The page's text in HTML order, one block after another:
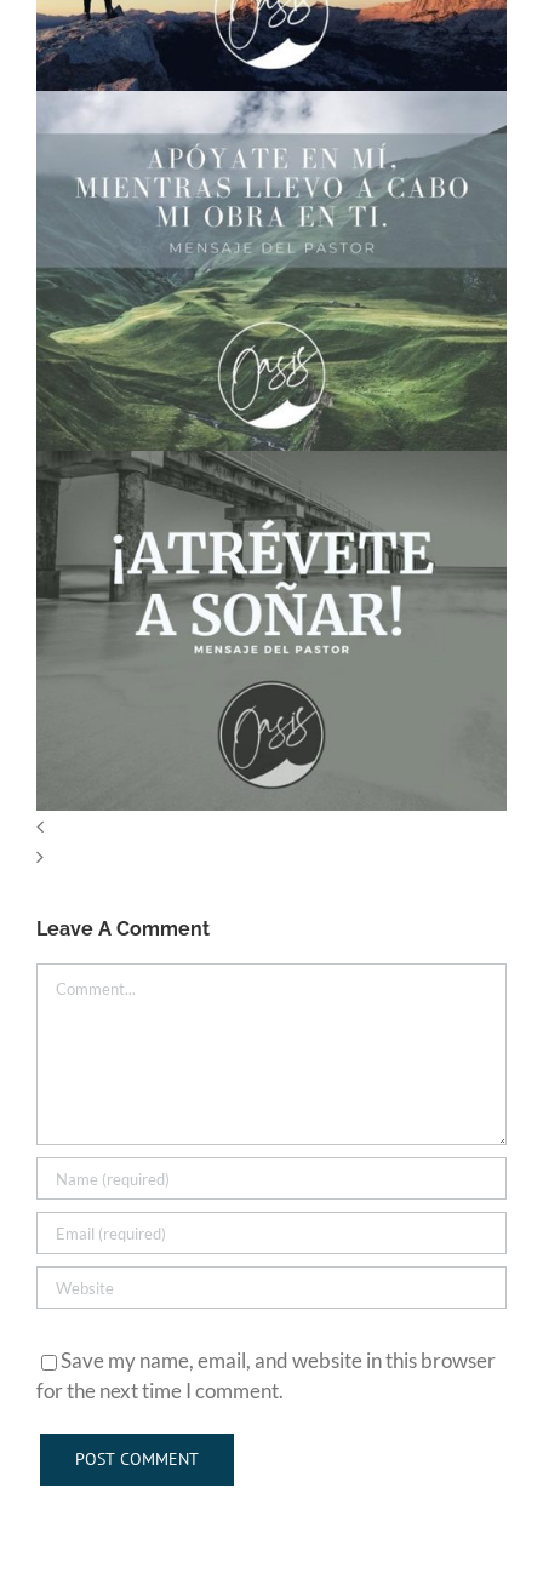
Leave A Comment
Comment
Save my name, email, and website in this browser
for the next time I comment.